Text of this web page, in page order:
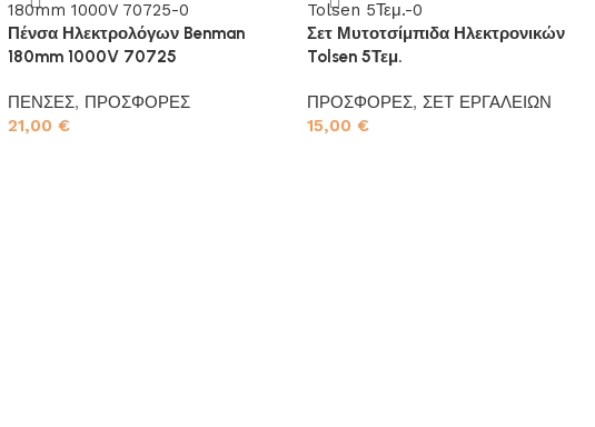
Πένσα Ηλεκτρολόγων Benman
180mm 1000V 70725
ΠΕΝΣΕΣ, ΠΡΟΣΦΟΡΕΣ
21,00€
Σετ Μυτοτσίμπιδα Ηλεκτρονικών
Tolsen 5Τεμ.
ΠΡΟΣΦΟΡΕΣ,ΣΕΤ ΕΡΓΑΛΕΙΩΝ
15,00€